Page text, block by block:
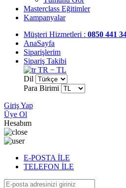
Masterclass Eğitimler
Kampanyalar
Müşteri Hizmetleri : 0850 441
AnaSayfa
Siparişlerim
Sipariş Takibi
TR − TL
Dil
Para Birimi
Giriş Yap
Üye Ol
Hesabım
E-POSTA İLE
TELEFON İLE